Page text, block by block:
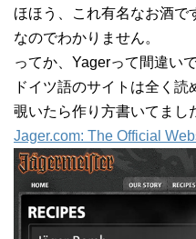
ほほう、これ有名なお酒で
なのでわかりません。
ってか、Yagerって間違い
ドイツ語のサイトは全く
覗いたら作り方書いてまし
Jager.com: The Official